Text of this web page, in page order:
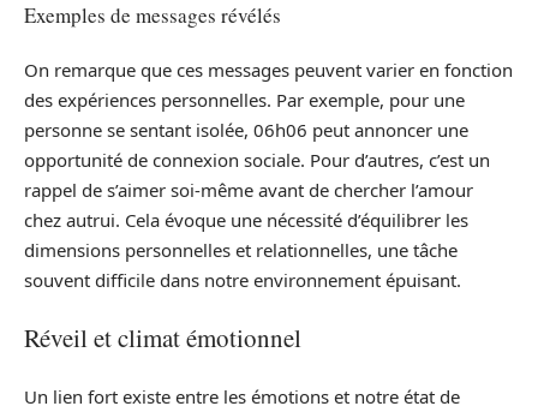
Exemples de messages révélés
On remarque que ces messages peuvent varier en fonction
des expériences personnelles. Par exemple, pour une
personne se sentant isolée, 06h06 peut annoncer une
opportunité de connexion sociale. Pour d’autres, c’est un
rappel de s’aimer soi-même avant de chercher l’amour
chez autrui. Cela évoque une nécessité d’équilibrer les
dimensions personnelles et relationnelles, une tâche
souvent difficile dans notre environnement épuisant.
Réveil et climat émotionnel
Un lien fort existe entre les émotions et notre état de